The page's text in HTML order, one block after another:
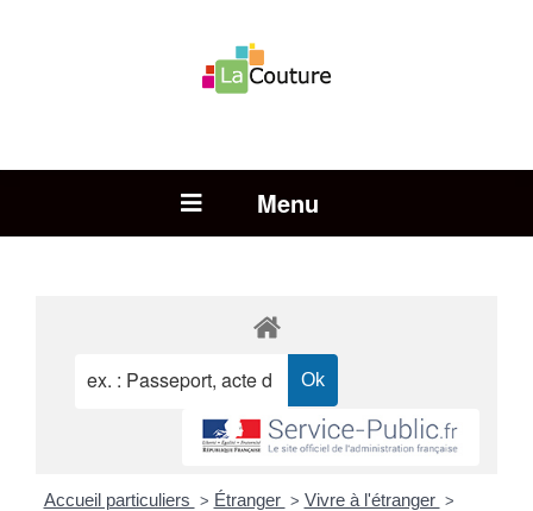
Open Menu
Accueil particuliers > Étranger > Vivre à l'étranger >